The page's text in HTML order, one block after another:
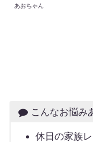
あおちゃん
こんなお悩み
休日の家族